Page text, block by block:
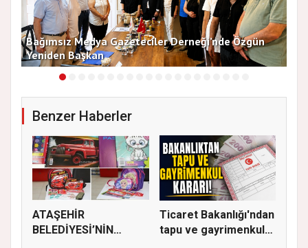
Bağımsız Medya Gazeteciler Derneği’nde Özgün
Yeniden Başkan
Benzer Haberler
ATAŞEHİR
BELEDİYESİ’NİN
Ticaret Bakanlığı'ndan
tapu ve gayrimenkul